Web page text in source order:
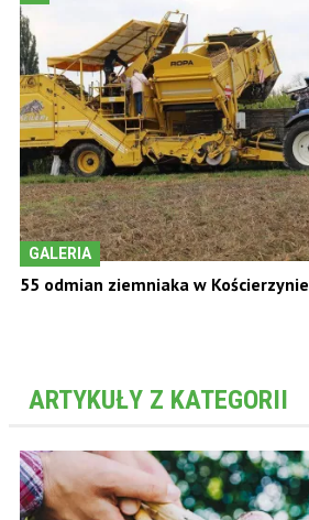
GALERIA
55 odmian ziemniaka w Kościerzynie
ARTYKUŁY Z KATEGORII